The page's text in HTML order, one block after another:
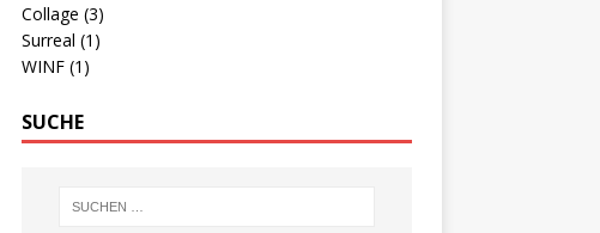
Collage (3)
Surreal (1)
WINF (1)
SUCHE